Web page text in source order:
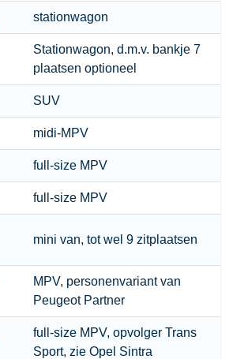
stationwagon
Stationwagon, d.m.v. bankje 7
plaatsen optioneel
SUV
midi-MPV
full-size MPV
full-size MPV
mini van, tot wel 9 zitplaatsen
MPV, personenvariant van
Peugeot Partner
full-size MPV, opvolger Trans
Sport, zie Opel Sintra